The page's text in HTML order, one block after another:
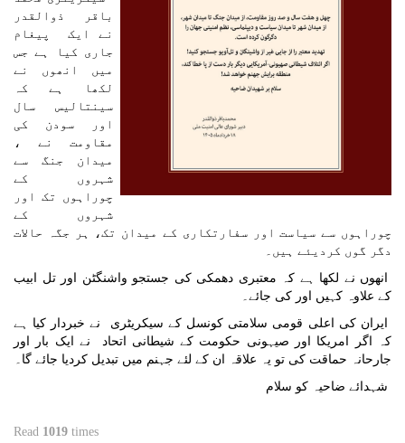
باقر ذوالقدر
نے ایک پیغام
جاری کیا ہے جس
میں انھوں نے
لکھا ہے کہ
سینتالیس سال
اور سودن کی
مقاومت نے ،
میدان جنگ سے
شہروں کے
چوراہوں تک اور
شہروں کے
چوراہوں سے سیاست اور سفارتکاری کے میدان تک، ہر جگہ حالات
دگر گوں کردیئے ہیں۔
انھوں نے لکھا ہے کہ معتبری دھمکی کی جستجو واشنگٹن اور تل ابیب
کے علاوہ کہیں اور کی جائے۔
ایران کی اعلی قومی سلامتی کونسل کے سیکریٹری نے خبردار کیا ہے
کہ اگر امریکا اور صیہونی حکومت کے شیطانی اتحاد نے ایک بار اور
جارحانہ حماقت کی تو یہ علاقہ ان کے لئے جہنم میں تبدیل کردیا جائے گا۔
شہدائے ضاحیہ کو سلام
Read 1019 times